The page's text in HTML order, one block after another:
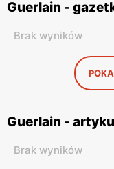
Guerlain -
Brak wyników
Guerlain -
Brak wyników